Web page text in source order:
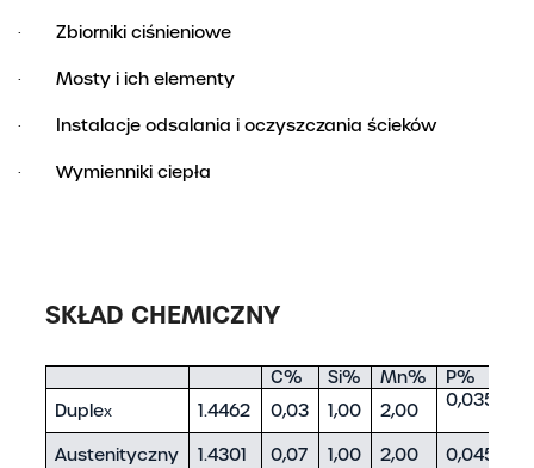
· Zbiorniki ciśnieniowe
· Mosty i ich elementy
· Instalacje odsalania i oczyszczania ścieków
· Wymienniki ciepła
SKŁAD CHEMICZNY
C% Si% Mn% P%
Duplex
1.4462 0,03 1,00 2,00 0,035
Austenityczny 1.4301 0,07 1,00 2,00 0,045